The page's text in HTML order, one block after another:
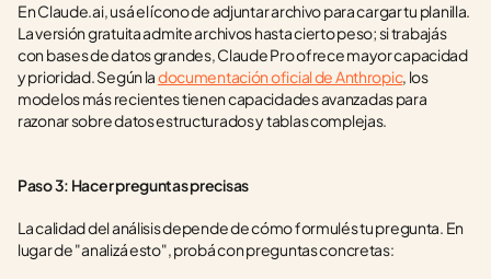
En Claude.ai, usá el ícono de adjuntar archivo para cargar tu planilla.
La versión gratuita admite archivos hasta cierto peso; si trabajás
con bases de datos grandes, Claude Pro ofrece mayor capacidad
y prioridad. Según la documentación oficial de Anthropic, los
modelos más recientes tienen capacidades avanzadas para
razonar sobre datos estructurados y tablas complejas.
Paso 3: Hacer preguntas precisas
La calidad del análisis depende de cómo formulés tu pregunta. En
lugar de "analizá esto", probá con preguntas concretas: